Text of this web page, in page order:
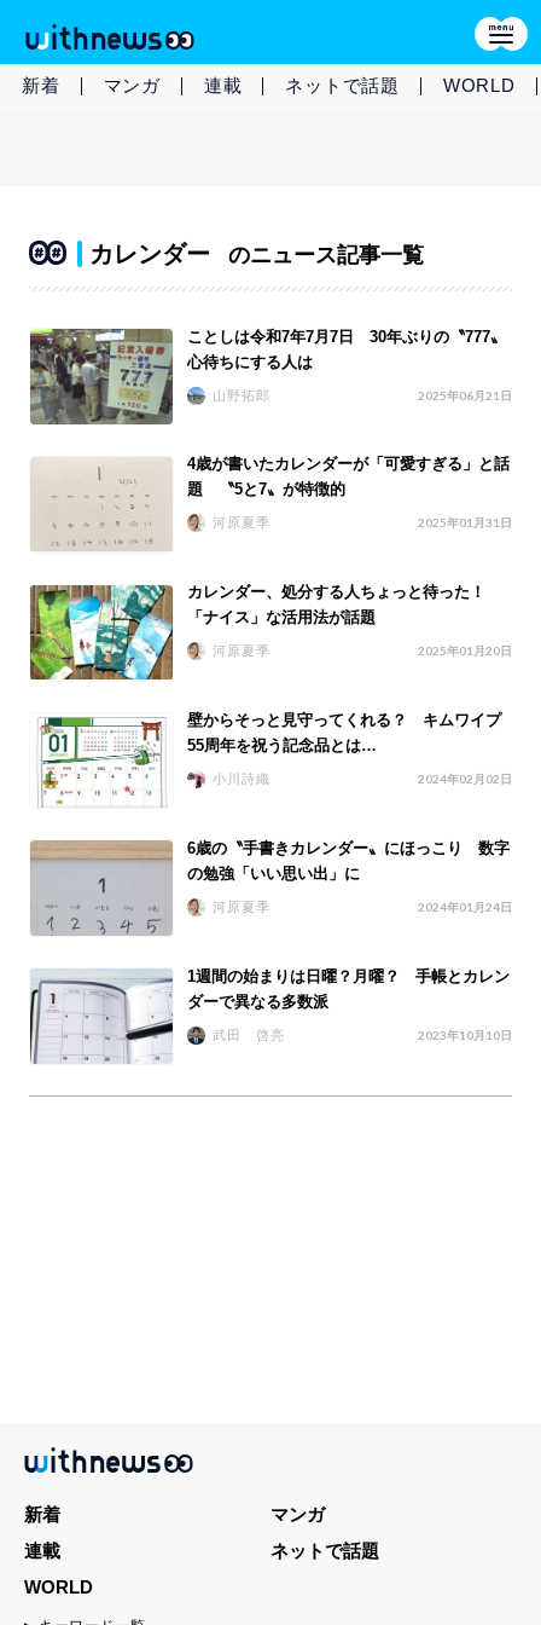
新着 マンガ 連載 ネットで話題 WORLD
カレンダー のニュース記事一覧
ことしは令和7年7月7日 30年ぶりの〝777〟
心待ちにする人は
山野拓郎 2025年06月21日
4歳が書いたカレンダーが「可愛すぎる」と話
題 〝5と7〟が特徴的
河原夏季 2025年01月31日
カレンダー、処分する人ちょっと待った！
「ナイス」な活用法が話題
河原夏季 2025年01月20日
壁からそっと見守ってくれる？ キムワイプ
55周年を祝う記念品とは…
小川詩織 2024年02月02日
6歳の〝手書きカレンダー〟にほっこり 数字
の勉強「いい思い出」に
河原夏季 2024年01月24日
1週間の始まりは日曜？月曜？ 手帳とカレン
ダーで異なる多数派
武田 啓亮 2023年10月10日
新着
マンガ
連載
ネットで話題
WORLD